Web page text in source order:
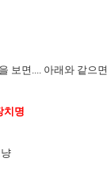
보면.... 아래와 같으
치명